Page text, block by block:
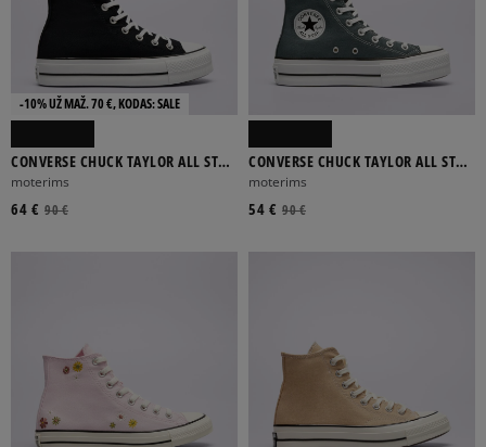
-10% UŽ MAŽ. 70 €, KODAS: SALE
CONVERSE CHUCK TAYLOR ALL STAR
LIFT
moterims
90 €
64 €
CONVERSE CHUCK TAYLOR ALL STAR
LIFT
moterims
90 €
54 €